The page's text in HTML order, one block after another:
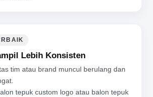
Lebih Konsisten
tim atau brand muncul berulang dan
tepuk custom logo atau balon tepuk